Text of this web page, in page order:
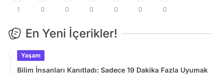
1 0 0 0 0 0 0
En Yeni İçerikler!
Yaşam
Bilim İnsanları Kanıtladı: Sadece 19 Dakika Fazla Uyumak